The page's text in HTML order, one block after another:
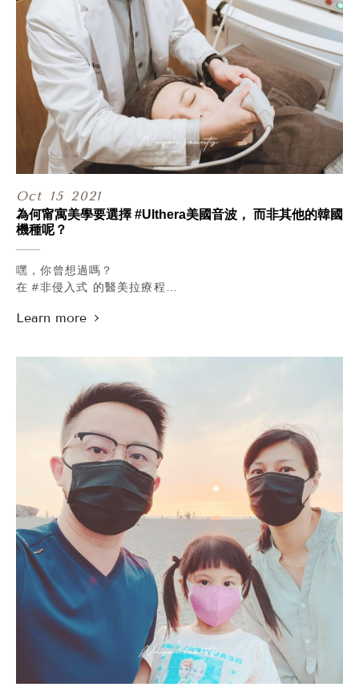
Oct 15 2021
為何甯寓美學要選擇 #Ulthera美國音波， 而非其他的韓國
機種呢？
嘿，你曾想過嗎？
在 #非侵入式 的醫美拉療程
經過衛福部認證的音波拉提機台市面上就有五種，
而非其他的韓國機種呢？
是音波拉皮儀器的先驅，
在問世的多年來具備豐富的 #臨床實證經驗，
而治療能量強度與清晰的即時影像，
目前也是眾多音波拉皮儀器裡的翹楚！
同時，擁有超過十年光電經驗的鄭黃中宇院長，
也從這幾年來超過百萬發的音波治療經驗裡發覺Ulthera的強
大優點，
不僅在於擊發的能量 #非常穩定，
且 #可精準集中 在需要施打的層次，不會飄忽不定
比起其他廠牌的音波拉提有更好的緊實效果，
以及 #更低的燙傷風險。
關於 #美國極線音波 更多詳細的介紹底加↓
https://bit.ly/為何要選擇Ulthera極線音波
BACK TO BRITISH Tramy 崔咪
https://bit.ly/部落客崔咪音波分享
（崔咪與美國音波原廠合作治療的院所，眼尖的朋友有沒有
發現這場景很熟悉呢？）
甯寓美學官網：https://bit.ly/官網預約